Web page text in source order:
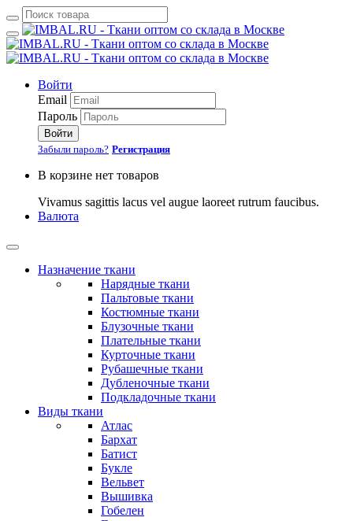
Войти
Email
Пароль
Войти
Забыли пароль? Регистрация
В корзине нет товаров
Vivamus sagittis lacus vel augue laoreet rutrum faucibus.
Валюта
Назначение ткани
Нарядные ткани
Пальтовые ткани
Костюмные ткани
Блузочные ткани
Плательные ткани
Курточные ткани
Рубашечные ткани
Дубленочные ткани
Подкладочные ткани
Виды ткани
Атлас
Бархат
Батист
Букле
Вельвет
Вышивка
Гобелен